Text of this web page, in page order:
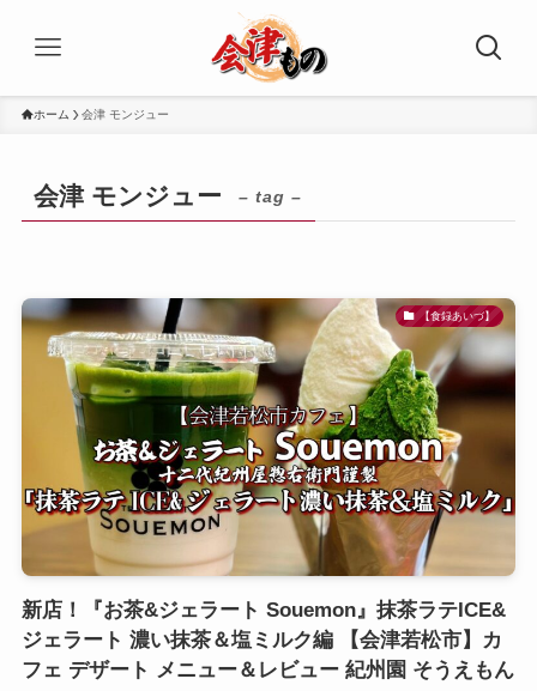
ホーム 会津 モンジュー
会津 モンジュー – tag –
【食録あいづ】
新店！『お茶&ジェラート Souemon』抹茶ラテICE&
ジェラート 濃い抹茶＆塩ミルク編 【会津若松市】カ
フェ デザート メニュー＆レビュー 紀州園 そうえもん